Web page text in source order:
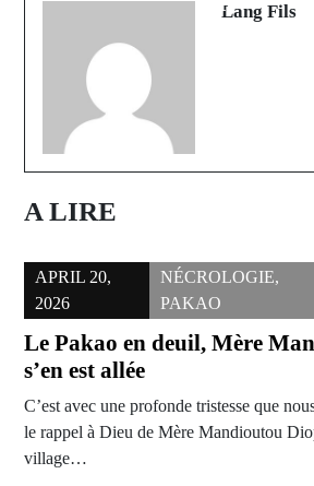
Lang Fils
A LIRE
APRIL 20,
2026
NÉCROLOGIE,
PAKAO
Le Pakao en deuil, Mère
s’en est allée
C’est avec une profonde tristesse que
le rappel à Dieu de Mère Mandioutou
village…